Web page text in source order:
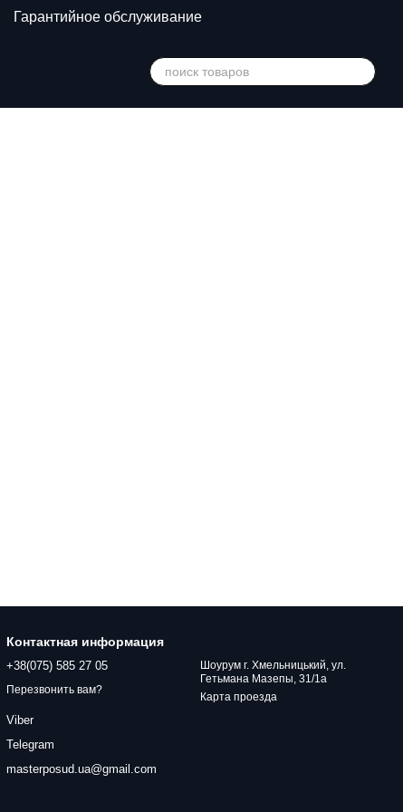
Гарантийное обслуживание
Контактная информация
+38(075) 585 27 05
Перезвонить вам?
Viber
Telegram
masterposud.ua@gmail.com
Шоурум г. Хмельницький, ул.
Гетьмана Мазепы, 31/1а
Карта проезда